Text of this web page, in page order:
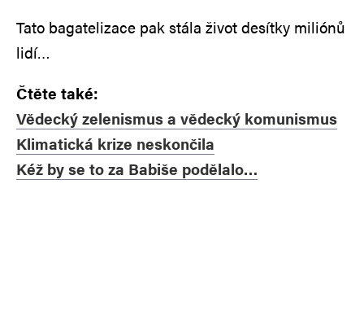
Tato bagatelizace pak stála život desítky miliónů
lidí…
Čtěte také:
Vědecký zelenismus a vědecký komunismus
Klimatická krize neskončila
Kéž by se to za Babiše podělalo…